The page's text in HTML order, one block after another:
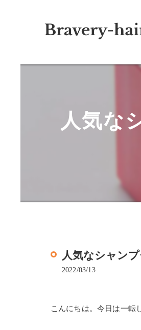
人気な
人気なシャン
2022/03/13
こんにちは。今日は一転